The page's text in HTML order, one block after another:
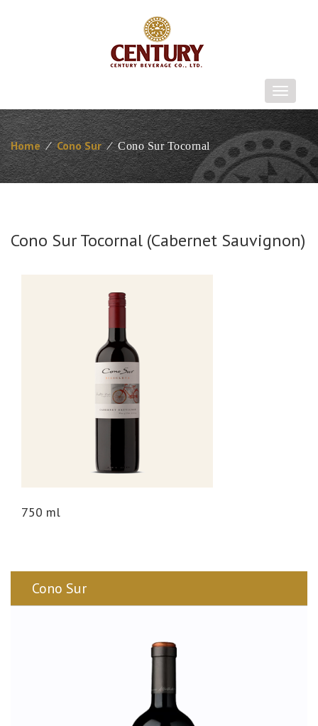
T
o
g
g
l
e
n
g
Home ⁄ Cono Sur ⁄ Cono Sur Tocornal
Cono Sur Tocornal (Cabernet Sauvignon)
750 ml
Cono Sur